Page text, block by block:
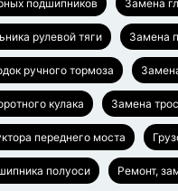
подшипников Замена
рулевой тяги Замена
ручного тормоза
кулака Замена
переднего моста
полуоси Ремонт,